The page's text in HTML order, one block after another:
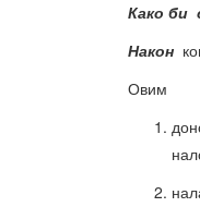
Како би
Након
Овим